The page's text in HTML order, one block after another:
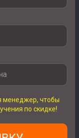
менеджер, чтобы
по скидке!